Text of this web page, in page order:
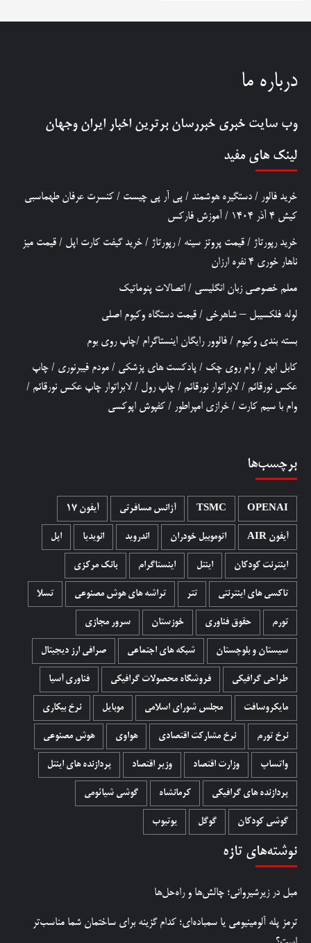
درباره ما
وب سایت خبری خبررسان برترین اخبار ایران وجهان
لینک های مفید
خرید فالور / دستگیره هوشمند / پی آر پی چیست / کنسرت عرفان طهماسبی
کیش 4 آذر 1404
/ آموزش فارکس
خرید رپورتاژ / قیمت پروتز سینه /رپورتاژ / خرید گیفت کارت اپل / قیمت میز
ناهار خوری 4 نفره ارزان
معلم خصوصی زبان انگلیسی / اتصالات پنوماتیک
لوله فلکسیبل – شاهرخی / قیمت دستگاه وکیوم اصلی
بسته بندی وکیوم / فالوور رایگان اینستاگرام /چاپ روی بوم
کابل ابهر / وام روی چک / پادکست های پزشکی / مودم فیبرنوری / چاپ
عکس نورقائم / لابراتوار نورقائم / چاپ رول / لابراتوار چاپ عکس نورقائم /
وام با سیم کارت / خرازی امپراطور / کفپوش اپوکسی
برچسب‌ها
OPENAI
TSMC آژانس مسافرتی آیفون 17
آیفون AIR اتوموبیل خودران اندروید انویدیا اپل
اینترنت کودکان اینتل اینستاگرام بانک مرکزی
تاکسی های اینترنتی تتر تراشه های هوش مصنوعی تسلا
تورم حقوق فناوری خوزستان سرور مجازی
سیستان و بلوچستان شبکه های اجتماعی صرافی ارز دیجیتال
طراحی گرافیکی فروشگاه محصولات گرافيکی فناوری آسیا
مایکروسافت مجلس شورای اسلامی موبایل نرخ بیکاری
نرخ تورم نرخ مشارکت اقتصادی هواوی هوش مصنوعی
واتساپ وزارت اقتصاد وزیر اقتصاد پردازنده های اینتل
پردازنده های گرافیکی کرمانشاه گوشی شیائومی
گوشی کودکان گوگل یوتیوب
نوشته‌های تازه
مبل در زیرشیروانی؛ چالش‌ها و راه‌حل‌ها
ترمز پله آلومینیومی یا سمباده‌ای؛ کدام گزینه برای ساختمان شما مناسب‌تر